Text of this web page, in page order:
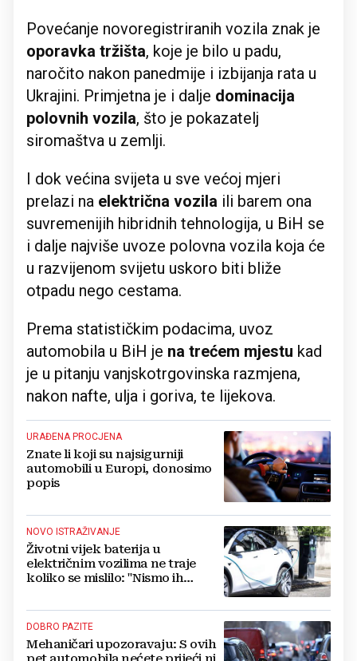
Povećanje novoregistriranih vozila znak je
oporavka tržišta, koje je bilo u padu,
naročito nakon panedmije i izbijanja rata u
Ukrajini. Primjetna je i dalje dominacija
polovnih vozila, što je pokazatelj
siromaštva u zemlji.
I dok većina svijeta u sve većoj mjeri
prelazi na električna vozila ili barem ona
suvremenijih hibridnih tehnologija, u BiH se
i dalje najviše uvoze polovna vozila koja će
u razvijenom svijetu uskoro biti bliže
otpadu nego cestama.
Prema statističkim podacima, uvoz
automobila u BiH je na trećem mjestu kad
je u pitanju vanjskotrgovinska razmjena,
nakon nafte, ulja i goriva, te lijekova.
URAĐENA PROCJENA
Znate li koji su najsigurniji
automobili u Europi, donosimo
popis
NOVO ISTRAŽIVANJE
Životni vijek baterija u
električnim vozilima ne traje
koliko se mislilo: "Nismo ih
DOBRO PAZITE
Mehaničari upozoravaju: S ovih